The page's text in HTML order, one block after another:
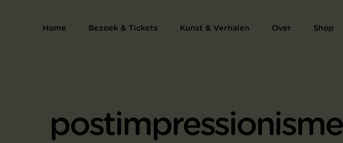
Home Bezoek & Tickets Kunst & Verhalen Over Shop
postimpressionisme